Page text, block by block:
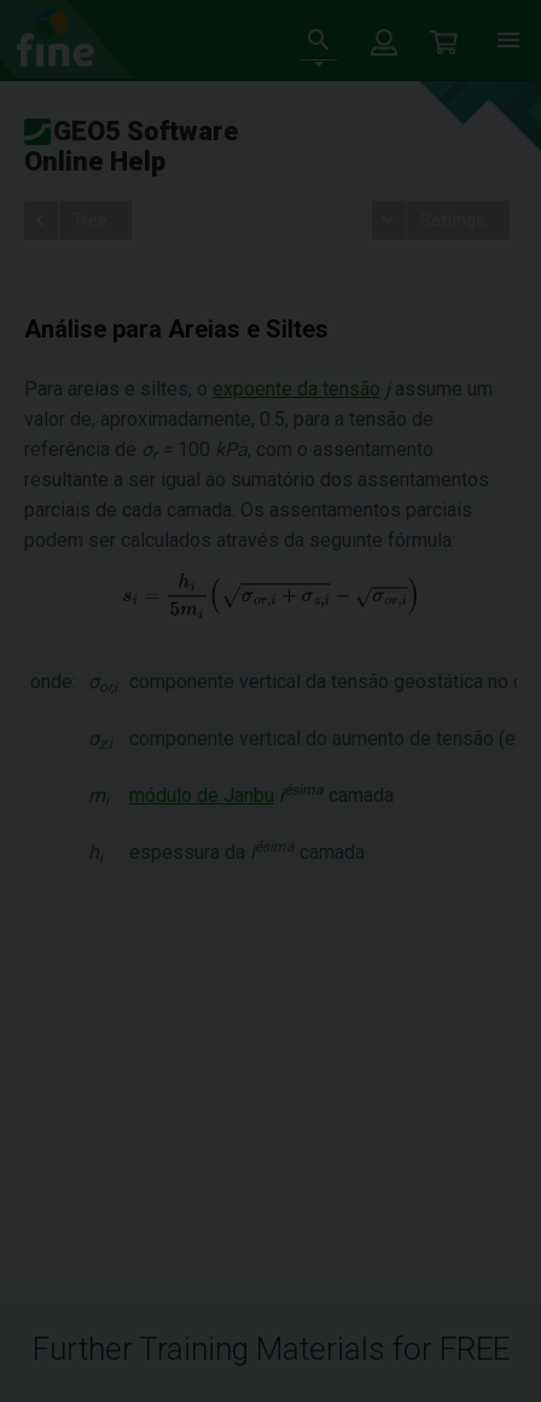
GEO5 Software
Online Help
Análise para Areias e Siltes
Para areias e siltes, o expoente da tensão jassume um
valor de, aproximadamente, 0.5, para a tensão de
referência de σr 100 kPa, com o assentamento
resultante a ser igual ao sumatório dos assentamentos
parciais de cada camada. Os assentamentos parciais
podem ser calculados através da seguinte fórmula:
onde: σ or,i componente vertical da tensão geostática no
σz,i componente vertical do aumento de tensão
m módulo de Janbu iésima camada
h espessura da iésima camada
Further Training Materials for FREE